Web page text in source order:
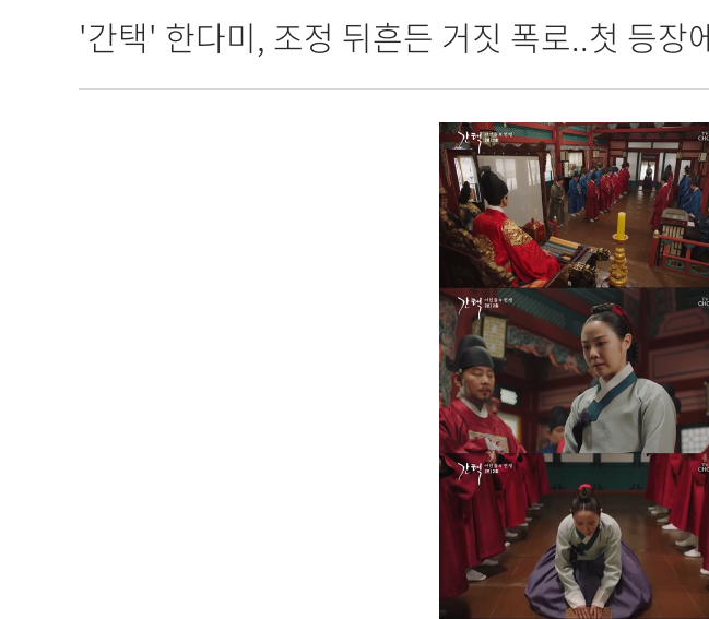
'간택' 한다미, 조정 뒤흔든 거짓 폭로..첫 등장